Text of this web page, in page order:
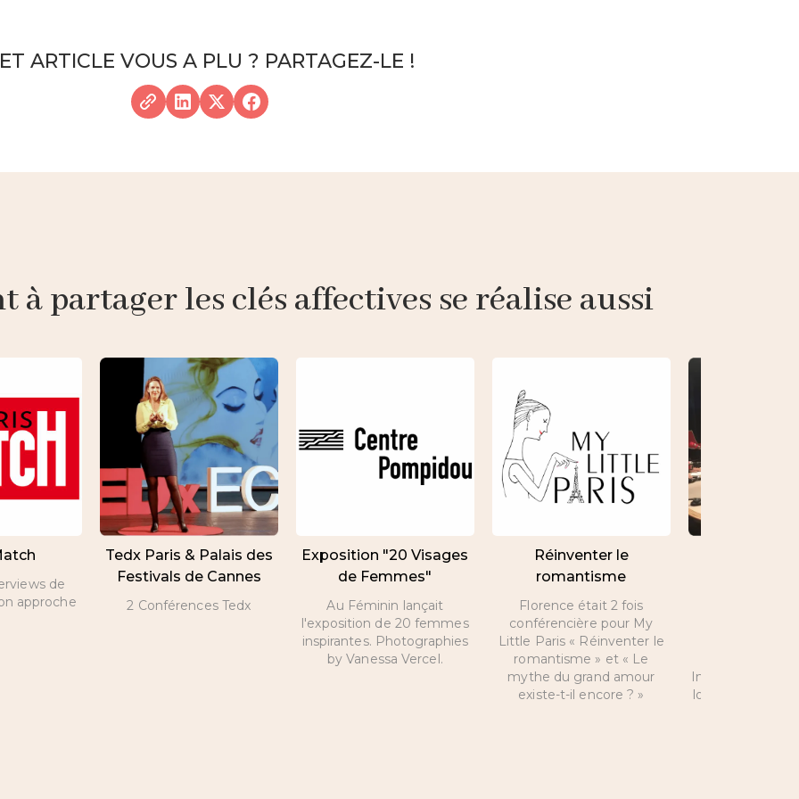
ARTICLE VOUS A PLU ? PARTAGEZ-LE !
à partager les clés affectives se réalise aussi
de
approche
Tedx Paris & Palais des
Festivals de Cannes
2 Conférences Tedx
Exposition "20 Visages
de Femmes"
Au Féminin lançait
l'exposition de 20 femmes
inspirantes. Photographies
by Vanessa Vercel.
Réinventer le
romantisme
Florence était 2 fois
conférencière pour My
Little Paris « Réinventer le
romantisme » et « Le
mythe du grand amour
existe-t-il encore ? »
Intelligence et
love coach peut